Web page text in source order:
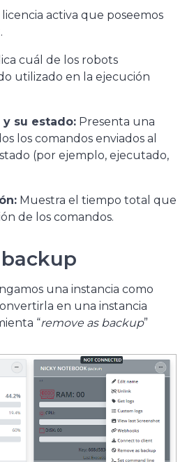
activa que poseemos
cuál de los robots
utilizado en la ejecución
su estado: Presenta una
los comandos enviados al
(por ejemplo, ejecutado,
Muestra el tiempo total que
de los comandos.
una instancia como
en una instancia
“remove as backup”